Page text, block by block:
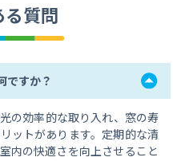
る質問
ですか？
の効率的な取り入れ、窓の寿
ットがあります。定期的な清
内の快適さを向上させること